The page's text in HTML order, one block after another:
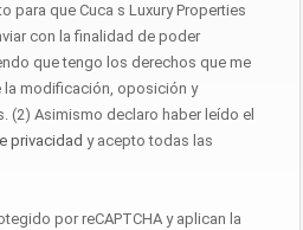
para que Cuca s Luxury Properties
con la finalidad de poder
que tengo los derechos que me
la modificación, oposición y
(2) Asimismo declaro haber leído el
privacidad y acepto todas las
por reCAPTCHA y aplican la